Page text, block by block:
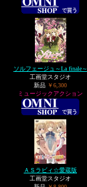
ソルフェージュ～La finale～
工画堂スタジオ
新品 ￥6,300
ミュージックアクション
ＡＳラビィ☆愛蔵版
工画堂スタジオ